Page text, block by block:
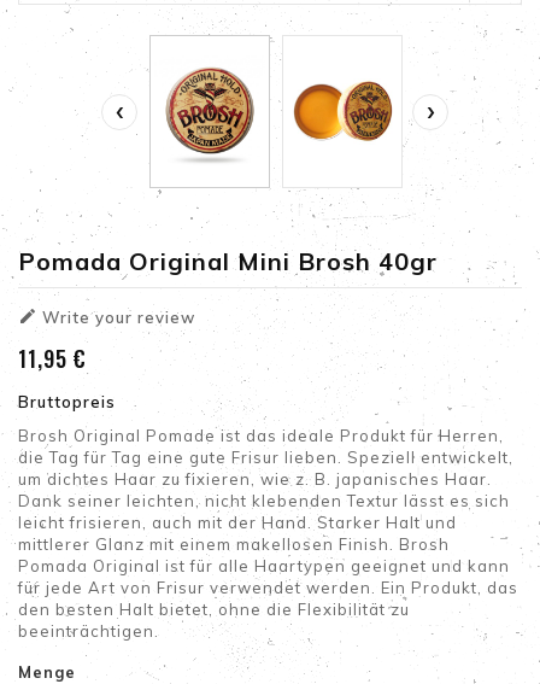
‹ ›
Pomada Original Mini Brosh 40gr
 Write your review
11,95 €
Bruttopreis
Brosh Original Pomade ist das ideale Produkt für Herren,
die Tag für Tag eine gute Frisur lieben. Speziell entwickelt,
um dichtes Haar zu fixieren, wie z. B. japanisches Haar.
Dank seiner leichten, nicht klebenden Textur lässt es sich
leicht frisieren, auch mit der Hand. Starker Halt und
mittlerer Glanz mit einem makellosen Finish. Brosh
Pomada Original ist für alle Haartypen geeignet und kann
für jede Art von Frisur verwendet werden. Ein Produkt, das
den besten Halt bietet, ohne die Flexibilität zu
beeinträchtigen.
Menge